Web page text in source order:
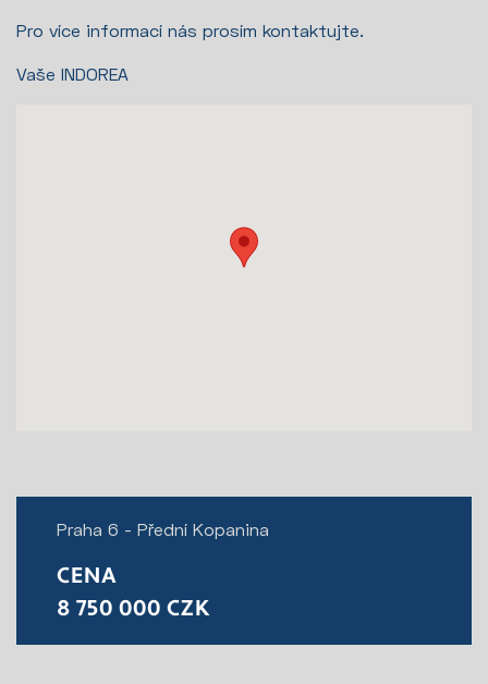
Pro více informací nás prosím kontaktujte.
Vaše INDOREA
Praha 6 - Přední Kopanina
CENA
8 750 000 CZK